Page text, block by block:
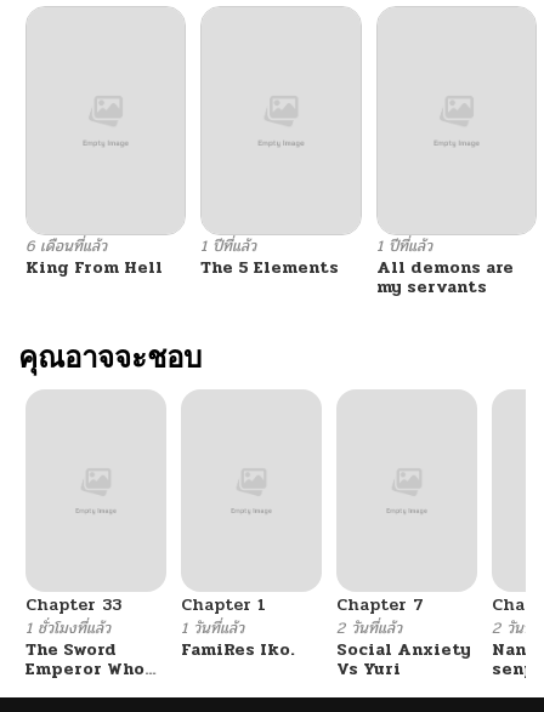
ตอนที่ 41
ตอนที่ 39 09/15/2025
ตอนที่ 38
ตอนที่ 37 09/15/2025
ตอนที่ 36
ตอนที่ 32 09/15/2025
ตอนที่ 31 09/15/2025
6 เดือนที่แล้ว
King From Hell
1 ปีที่แล้ว
The 5 Elements
1 ปีที่แล้ว
All demons are
my servants
คุณอาจจะชอบ
Chapter 33
1 ชั่วโมงที่แล้ว
The Sword
Emperor Who
Chapter 1
1 วันที่แล้ว
FamiRes Iko.
Chapter 7
2 วันที่แล้ว
Social Anxiety
Vs Yuri
2 วันที่แ